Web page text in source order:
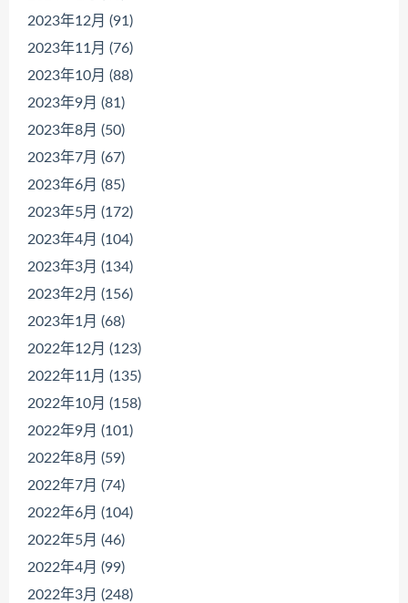
2023年12月 (91)
2023年11月 (76)
2023年10月 (88)
2023年9月 (81)
2023年8月 (50)
2023年7月 (67)
2023年6月 (85)
2023年5月 (172)
2023年4月 (104)
2023年3月 (134)
2023年2月 (156)
2023年1月 (68)
2022年12月 (123)
2022年11月 (135)
2022年10月 (158)
2022年9月 (101)
2022年8月 (59)
2022年7月 (74)
2022年6月 (104)
2022年5月 (46)
2022年4月 (99)
2022年3月 (248)